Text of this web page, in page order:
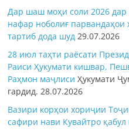
Дар шаш моҳи соли 2026 дар
нафар ноболиғ
тартиб дода шуд 29.07.2026
28 июл таҳти раёсати
Раиси Ҳукумати кишвар,
Раҳмон маҷлисиҲукумати
гардид.28.07.2026
Вазири корҳои хориҷии
сафири нави Кувайтро қабул